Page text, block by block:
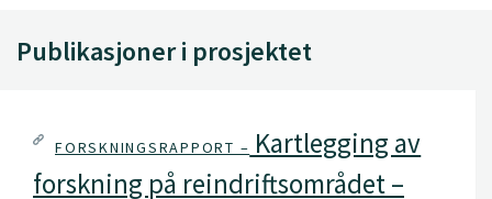
Publikasjoner i prosjektet
FORSKNINGSRAPPORT – Kartlegging av
forskning på reindriftsområdet –